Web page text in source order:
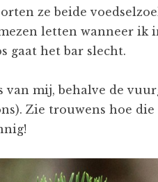
ze beide
letten wanneer ik
gaat het bar slecht.
van mij, behalve de
Zie trouwens hoe